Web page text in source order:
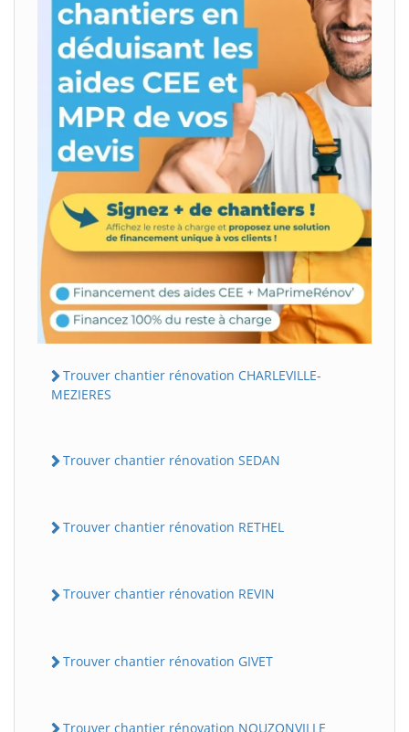
Trouver chantier rénovation CHARLEVILLE-
MEZIERES
Trouver chantier rénovation SEDAN
Trouver chantier rénovation RETHEL
Trouver chantier rénovation REVIN
Trouver chantier rénovation GIVET
Trouver chantier rénovation NOUZONVILLE